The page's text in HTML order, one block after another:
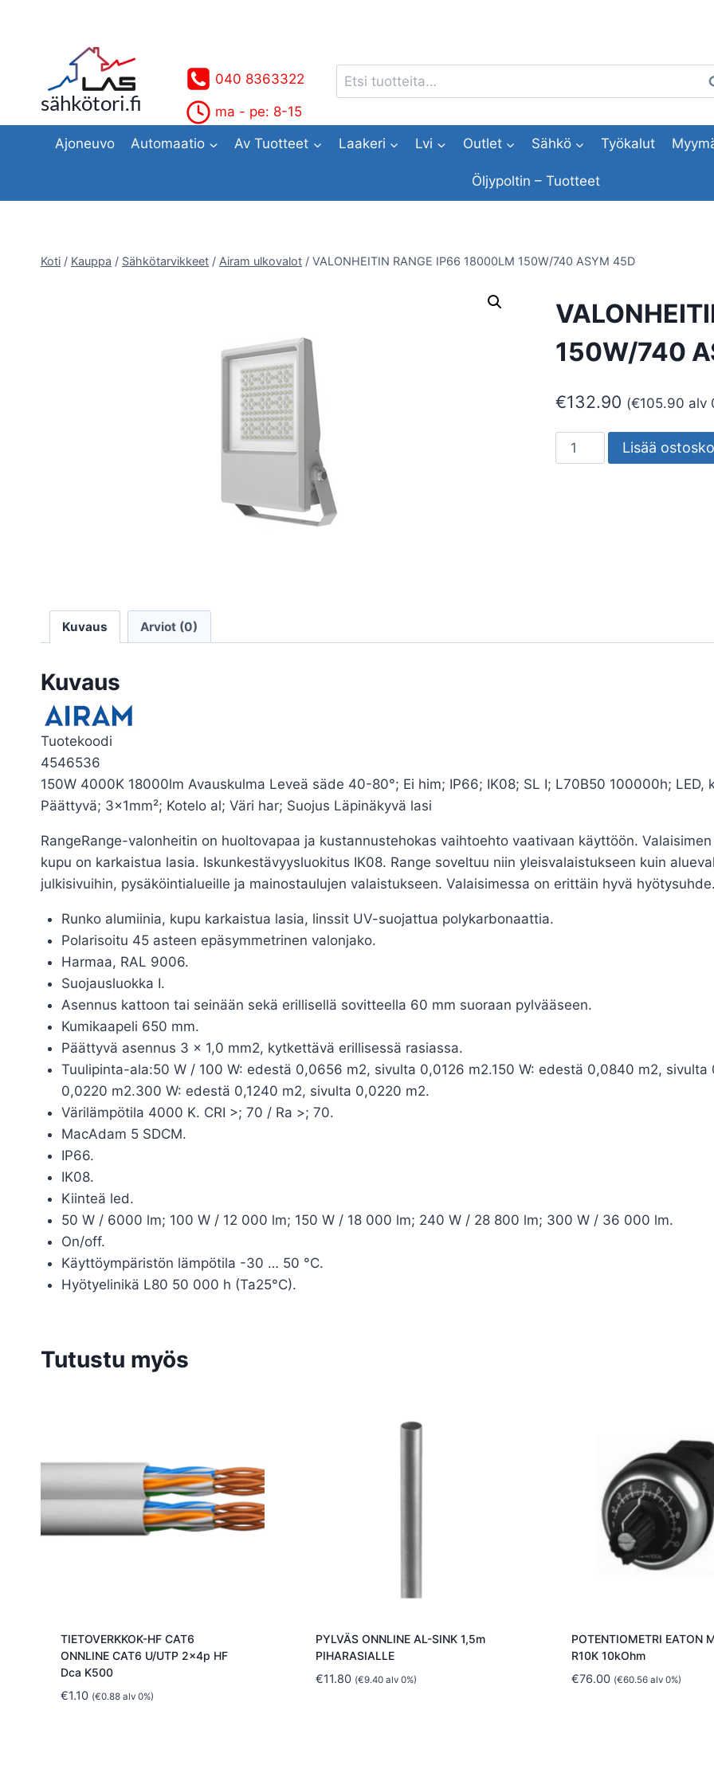
sähkötori.fi
040 8363322
ma - pe: 8-15
Etsi:
Ajoneuvo Automaatio Av Tuotteet Laakeri Lvi Outlet Sähkö Työkalut
Öljypoltin – Tuotteet
Koti / Kauppa / Sähkötarvikkeet / Airam ulkovalot / VALONHEITIN RANGE IP66 18000LM 150W/740 ASYM 45D
150W/740
€132.90 (€105.90 alv
VALONHEITIN
RANGE
Lisää
Kuvaus Arviot (0)
Kuvaus
Tuotekoodi
4546536
150W 4000K 18000lm Avauskulma Leveä säde 40-80°; Ei him; IP66; IK08; SL I; L70B50 100000h; LED,
Päättyvä; 3x1mm²; Kotelo al; Väri har; Suojus Läpinäkyvä lasi
RangeRange-valonheitin on huoltovapaa ja kustannustehokas vaihtoehto vaativaan käyttöön.
kupu on karkaistua lasia. Iskunkestävyysluokitus IK08. Range soveltuu niin yleisvalaistukseen kuin
julkisivuihin, pysäköintialueille ja mainostaulujen valaistukseen. Valaisimessa on erittäin hyvä hyötysuhde.
Runko alumiinia, kupu karkaistua lasia, linssit UV-suojattua polykarbonaattia.
Polarisoitu 45 asteen epäsymmetrinen valonjako.
Harmaa, RAL 9006.
Suojausluokka I.
Asennus kattoon tai seinään sekä erillisellä sovitteella 60 mm suoraan pylvääseen.
Kumikaapeli 650 mm.
Päättyvä asennus 3 x 1,0 mm2, kytkettävä erillisessä rasiassa.
Tuulipinta-ala:50 W / 100 W: edestä 0,0656 m2, sivulta 0,0126 m2.150 W: edestä 0,0840 m2,
0,0220 m2.300 W: edestä 0,1240 m2, sivulta 0,0220 m2.
Värilämpötila 4000 K. CRI >; 70 / Ra >; 70.
MacAdam 5 SDCM.
IP66.
IK08.
Kiinteä led.
50 W / 6000 lm; 100 W / 12 000 lm; 150 W / 18 000 lm; 240 W / 28 800 lm; 300 W / 36 000 lm.
On/off.
Käyttöympäristön lämpötila -30 … 50 °C.
Hyötyelinikä L80 50 000 h (Ta25°C).
Tutustu myös
TIETOVERKKOK-HF CAT6
ONNLINE CAT6 U/UTP 2x4p HF
Dca K500
€1.10 (€0.88alv 0%)
PYLVÄS ONNLINE AL-SINK 1,5m
PIHARASIALLE
€11.80 (€9.40 alv 0%)
POTENTIOMETRI EATON
R10K 10kOhm
€76.00 (€60.56alv 0%)